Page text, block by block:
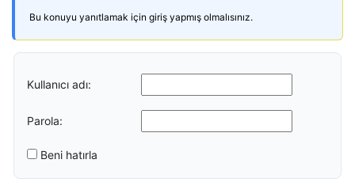
Bu konuyu yanıtlamak için giriş yapmış olmalısınız.
Kullanıcı adı:
Parola:
Beni hatırla